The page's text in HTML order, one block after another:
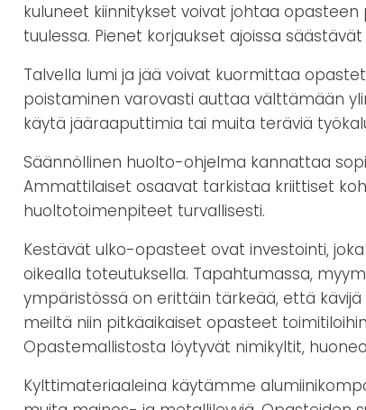
kuluneet kiinnitykset voivat johtaa
tuulessa. Pienet korjaukset ajoissa
Talvella lumi ja jää voivat kuormittaa
poistaminen varovasti auttaa välttämään
käytä jääraaputtimia tai muita teräviä
Säännöllinen huolto-ohjelma kannattaa
Ammattilaiset osaavat tarkistaa kriittiset
huoltotoimenpiteet turvallisesti.
Kestävät ulko-opasteet ovat investointi,
oikealla toteutuksella. Tapahtumassa,
ympäristössä on erittäin tärkeää, että
meiltä niin pitkäaikaiset opasteet
Opastemallistosta löytyvät nimikyltit,
Kylttimateriaaleina käytämme